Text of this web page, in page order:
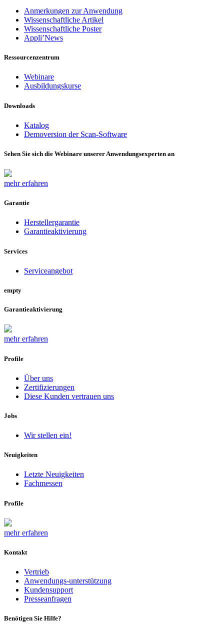
Anmerkungen zur Anwendung
Wissenschaftliche Artikel
Wissenschaftliche Poster
Appli’News
Ressourcenzentrum
Webinare
Ausbildungskurse
Downloads
Katalog
Demoversion der Scan-Software
Sehen Sie sich die Webinare unserer Anwendungsexperten an
mehr erfahren
Garantie
Herstellergarantie
Garantieaktivierung
Services
Serviceangebot
empty
Garantieaktivierung
mehr erfahren
Profile
Über uns
Zertifizierungen
Diese Kunden vertrauen uns
Jobs
Wir stellen ein!
Neuigkeiten
Letzte Neuigkeiten
Fachmessen
Profile
mehr erfahren
Kontakt
Vertrieb
Anwendungs-unterstützung
Kundensupport
Presseanfragen
Benötigen Sie Hilfe?